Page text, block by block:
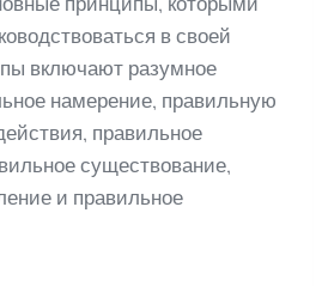
в своей
включают разумное
намерение, правильную
правильное
существование,
и правильное